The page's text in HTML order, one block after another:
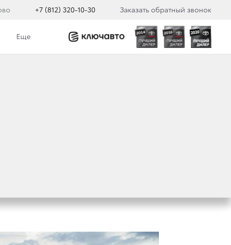
+7 (812) 320-10-30 Заказать обратный звонок
Еще